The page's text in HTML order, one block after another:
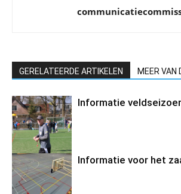
GERELATEERDE ARTIKELEN MEER VAN
Informatie
Informatie voor het